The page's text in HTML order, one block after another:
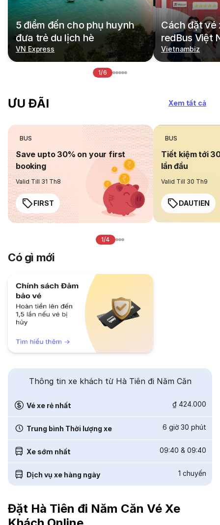
5 điểm đến cho phụ huynh
đưa trẻ du lịch hè
VN Express
Cách đặt vé
redBus Việt
Vietnambiz
1/6
ƯU ĐÃI Xem tất cả
BUS
Save upto 30% on your first
booking
Valid Till 31 Th8
FIRST
BUS
Tiết kiệm tới
lần đầu
Valid Till 30 Th9
DAUTIEN
1/4
Có gì mới
Thông tin xe khách từ Hà Tiên đi Năm Căn
Vé xe rẻ nhất ₫ 424.000
Trung bình Thời lượng xe 6 giờ 30 phút
Xe sớm nhất 09:40 & 09:40
Dịch vụ xe hàng ngày 1 chuyến
Đặt Hà Tiên đi Năm Căn Vé Xe